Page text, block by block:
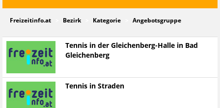
Freizeitinfo.at Bezirk Kategorie Angebotsgruppe
Tennis in der Gleichenberg-Halle in Bad
Gleichenberg
Tennis in Straden